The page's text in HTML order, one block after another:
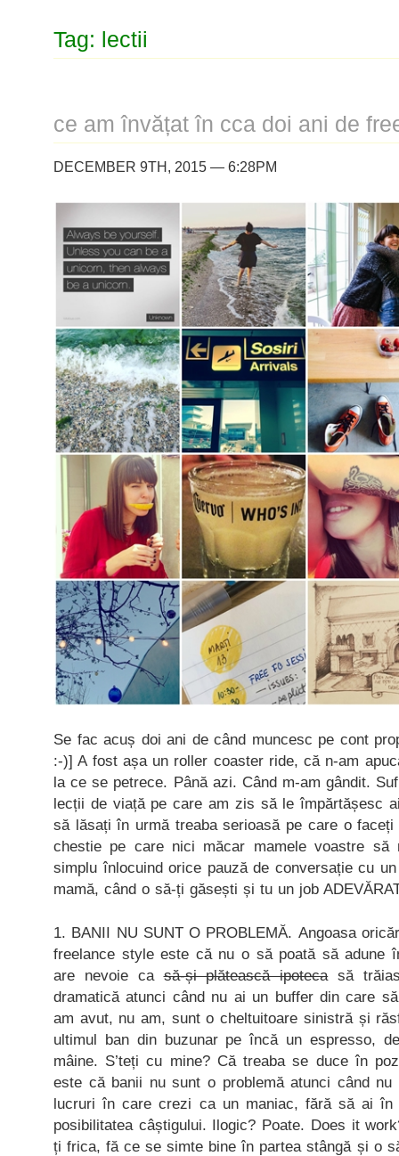
Tag: lectii
ce am învățat în cca doi ani de
DECEMBER 9TH, 2015 — 6:28PM
Se fac acuș doi ani de când muncesc pe cont
:-)] A fost așa un roller coaster ride, că n-am
la ce se petrece. Până azi. Când m-am gândit.
lecții de viață pe care am zis să le împărtășesc
să lăsați în urmă treaba serioasă pe care o
chestie pe care nici măcar mamele voastre să
simplu înlocuind orice pauză de conversație cu
mamă, când o să-ți găsești și tu un job
1. BANII NU SUNT O PROBLEMĂ. Angoasa
freelance style este că nu o să poată să adune
are nevoie casă-și plătească ipotecasă
dramatică atunci când nu ai un buffer din care
am avut, nu am, sunt o cheltuitoare sinistră și
ultimul ban din buzunar pe încă un espresso,
mâine. S’teți cu mine? Că treaba se duce în
este că banii nu sunt o problemă atunci când
lucruri în care crezi ca un maniac, fără să ai în
posibilitatea câștigului. Ilogic? Poate. Does it
ți frica, fă ce se simte bine în partea stângă și o